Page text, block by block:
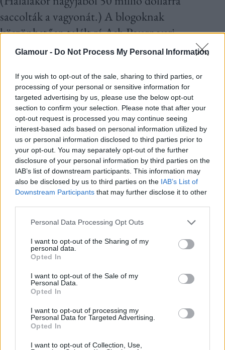
Glamour - Do Not Process My Personal Information
If you wish to opt-out of the sale, sharing to third parties, or
processing of your personal or sensitive information for
targeted advertising by us, please use the below opt-out
section to confirm your selection. Please note that after your
opt-out request is processed you may continue seeing
interest-based ads based on personal information utilized by
us or personal information disclosed to third parties prior to
your opt-out. You may separately opt-out of the further
disclosure of your personal information by third parties on the
IAB’s list of downstream participants. This information may
also be disclosed by us to third parties on the IAB’s List of
Downstream Participants that may further disclose it to other
Please note that this website/app uses one or more Google
not limited to your visit or usage behaviour. You may click to
grant or deny consent to Google and its third-party tags to
use your data for below specified purposes in below Google
consent section.
Personal Data Processing Opt Outs
I want to opt-out of the Sharing of my
personal data.
Opted In
I want to opt-out of the Sale of my
Personal Data.
Opted In
I want to opt-out of processing my
Personal Data for Targeted Advertising.
Opted In
I want to opt-out of Collection, Use,
saccolták a vagyonát.) A blogoknak
köszönhetően talált rá Ash Pournouri
menedzser is, aki már a kezdetek kezdetén
dolgát, egy év múlva mindenki ismerni fogja a
nevét. Valószínűleg őt is meglepte, hogy a jóslata
valóra vált: Avicii egy év múlva már techno-
turnékon vett részt, három évvel később, 2010-
ben pedig már ő volt az Ultra Music Festival
egyik fő fellépője a szakma (mostanra már) nagy
öregjének számító David Guetta mellett.